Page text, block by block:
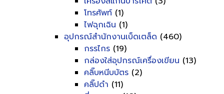
โทรศัพท์ (1)
ไฟฉุกเฉิน (1)
อุปกรณ์สำนักงานเบ็ดเตล็ด (460)
กรรไกร (19)
กล่องใส่อุปกรณ์เครื่องเขียน (13)
คลิ๊บหนีบบัตร (2)
คลิ๊ปดำ (11)